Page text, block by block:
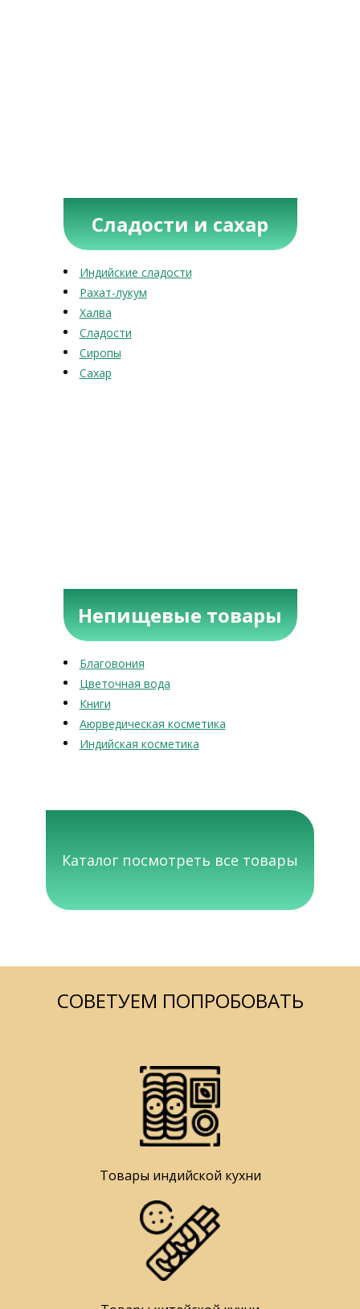
Сладости и сахар
Индийские сладости
Рахат-лукум
Халва
Сладости
Сиропы
Сахар
Непищевые товары
Благовония
Цветочная вода
Книги
Аюрведическая косметика
Индийская косметика
Каталог посмотреть все товары
СОВЕТУЕМ ПОПРОБОВАТЬ
Товары индийской кухни